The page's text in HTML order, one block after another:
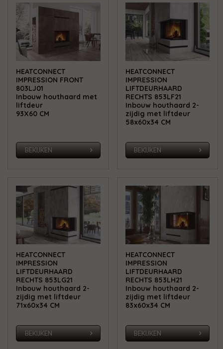
HEATCONNECT
IMPRESSION FRONT
803LJ01
Inbouw houthaard met
liftdeur
93X60 CM
BEKIJKEN
HEATCONNECT
IMPRESSION
LIFTDEURHAARD
RECHTS 853LF21
Inbouw houthaard 2-
zijdig met liftdeur
58x60x34 CM
BEKIJKEN
HEATCONNECT
IMPRESSION
LIFTDEURHAARD
RECHTS 853LG21
Inbouw houthaard 2-
zijdig met liftdeur
71x60x34 CM
BEKIJKEN
HEATCONNECT
IMPRESSION
LIFTDEURHAARD
RECHTS 853LH21
Inbouw houthaard 2-
zijdig met liftdeur
83x60x34 CM
BEKIJKEN